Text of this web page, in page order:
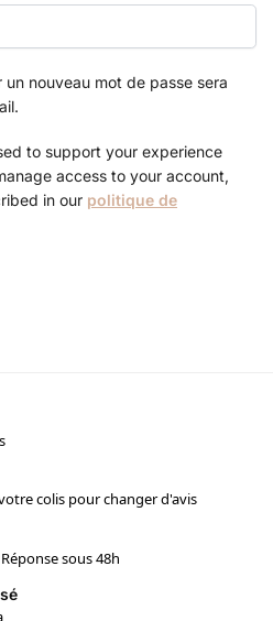
nouveau mot de passe sera
to support your experience
access to your account,
in our politique de
colis pour changer d'avis
sous 48h